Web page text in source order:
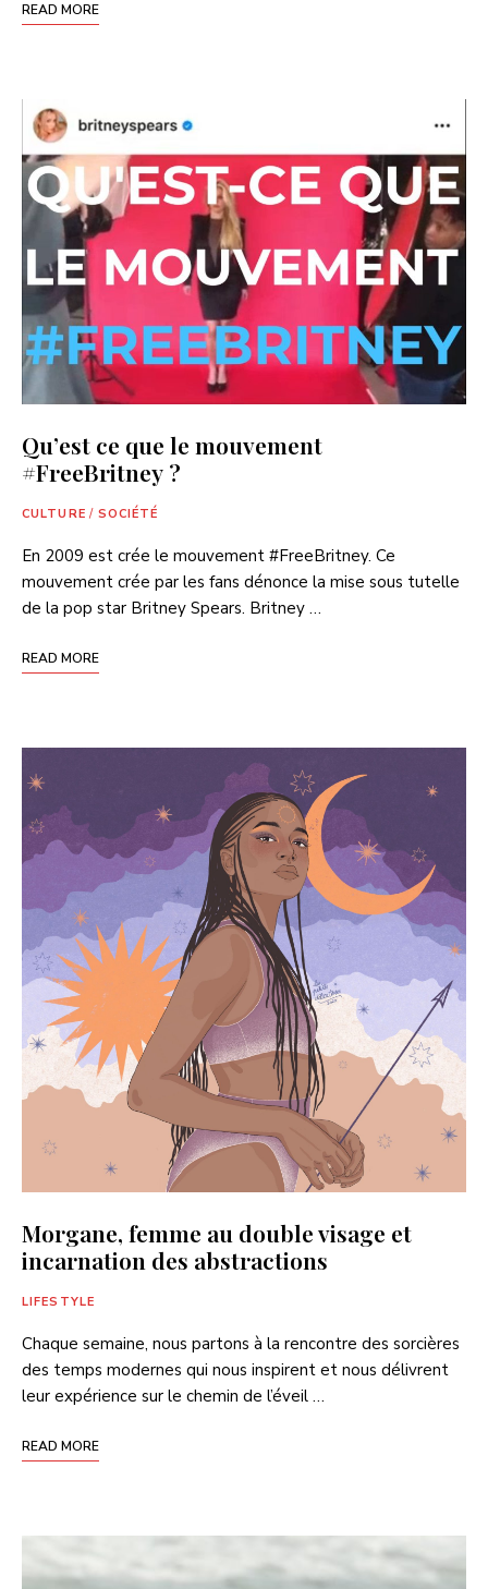
READ MORE
Qu’est ce que le mouvement
#FreeBritney ?
CULTURE / SOCIÉTÉ
En 2009 est crée le mouvement #FreeBritney. Ce
mouvement crée par les fans dénonce la mise sous tutelle
de la pop star Britney Spears. Britney …
READ MORE
Morgane, femme au double visage et
incarnation des abstractions
LIFESTYLE
Chaque semaine, nous partons à la rencontre des sorcières
des temps modernes qui nous inspirent et nous délivrent
leur expérience sur le chemin de l’éveil …
READ MORE